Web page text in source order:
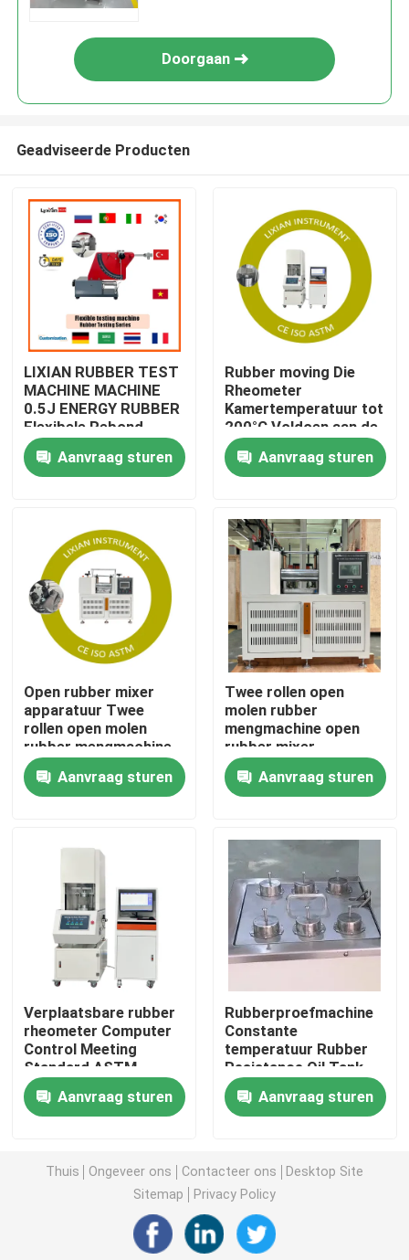
Producten
VR-show
Fabrieksrondleiding
Kwaliteitscontrole
Neem contact met ons op
Nieuws
Gevallen
Universele testmachine
milieu het testen machine
Dynamische balanceermachine
Rubber het Testen Machine
Kunststof laboratoriumtestapparatuur
verpakkende het testen instrumenten
Doorgaan
Geadviseerde Producten
LIXIAN RUBBER TEST
MACHINE MACHINE
0.5J ENERGY RUBBER
Flexibele Rebond
Rebond Rebond -
testapparatuur
Aanvraag sturen
Rubber moving Die
Rheometer
Kamertemperatuur tot
200°C Voldoen aan de
ISO 6502 norm Druk
0,5 Mpa-0,65 Mpa
Aanvraag sturen
Open rubber mixer
apparatuur Twee
rollen open molen
rubber mengmachine
met 1 jaar garantie
Rubber
mengcapaciteit 0,3
Aanvraag sturen
Twee rollen open
molen rubber
mengmachine open
rubber mixer
apparatuur met 1 jaar
garantie rubber
mengcapaciteit 0,3
Aanvraag sturen
Verplaatsbare rubber
rheometer Computer
Control Meeting
Standard ASTM
D5289
Aanvraag sturen
Rubberproefmachine
Constante
temperatuur Rubber
Resistance Oil Tank
met standaard ISO-
1817 Test Cup
Nummer 6
Aanvraag sturen
Thuis Ongeveer ons Contacteer ons
Desktop Site
Sitemap
Privacy Policy